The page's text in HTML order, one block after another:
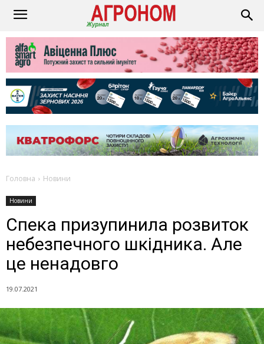
Головна Новини
Новини
Спека призупинила розвиток
небезпечного шкідника. Але
це ненадовго
19.07.2021